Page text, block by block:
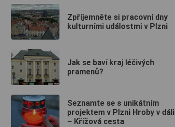
Zpříjemněte si pracovní dny
kulturními událostmi v Plzni
Jak se baví kraj léčivých
pramenů?
Seznamte se s unikátním
projektem v Plzni Hroby v dáli
– Křížová cesta